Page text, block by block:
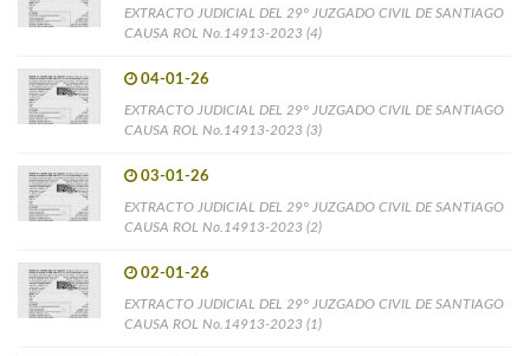
EXTRACTO JUDICIAL DEL 29° JUZGADO CIVIL DE SANTIAGO
CAUSA ROL No.14913-2023 (4)
04-01-26
EXTRACTO JUDICIAL DEL 29° JUZGADO CIVIL DE SANTIAGO
CAUSA ROL No.14913-2023 (3)
03-01-26
EXTRACTO JUDICIAL DEL 29° JUZGADO CIVIL DE SANTIAGO
CAUSA ROL No.14913-2023 (2)
02-01-26
EXTRACTO JUDICIAL DEL 29° JUZGADO CIVIL DE SANTIAGO
CAUSA ROL No.14913-2023 (1)